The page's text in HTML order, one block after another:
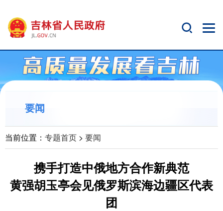
要闻
当前位置： 专题首页 > 要闻
携手打造中俄地方合作新典范
黄强胡玉亭会见俄罗斯滨海边疆区代表
团